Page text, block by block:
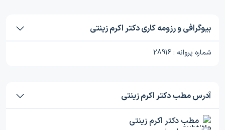
بیوگرافی و رزومه کاری دکتر اکرم زینتی
شماره پروانه : 28916
آدرس مطب دکتر اکرم زینتی
مطب دکتر اکرم زینتی